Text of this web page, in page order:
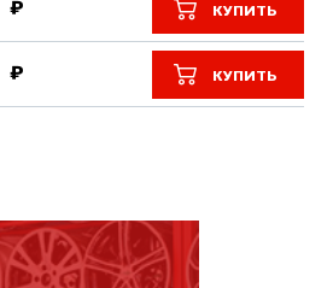
КУПИТЬ
КУПИТЬ